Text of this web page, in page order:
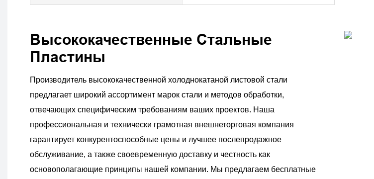
Высококачественные Стальные
Пластины
Производитель высококачественной холоднокатаной листовой стали
предлагает широкий ассортимент марок стали и методов обработки,
отвечающих специфическим требованиям ваших проектов. Наша
профессиональная и технически грамотная внешнеторговая компания
гарантирует конкурентоспособные цены и лучшее послепродажное
обслуживание, а также своевременную доставку и честность как
основополагающие принципы нашей компании. Мы предлагаем бесплатные